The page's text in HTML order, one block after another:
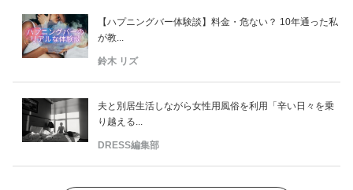
【ハプニングバー体験談】料金・危ない？ 10年通った私
が教...
鈴木 リズ
夫と別居生活しながら女性用風俗を利用「辛い日々を乗
り越える...
DRESS編集部